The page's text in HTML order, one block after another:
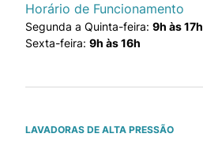
Horário de Funcionamento
Segunda a Quinta-feira: 9h às 17h
Sexta-feira: 9h às 16h
LAVADORAS DE ALTA PRESSÃO